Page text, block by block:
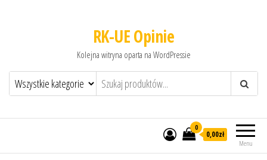
RK-UE Opinie
Kolejna witryna oparta na WordPressie
Menu
0
0,00zł